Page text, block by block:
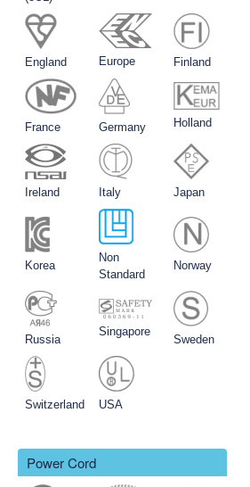
England Europe Finland
France Germany Holland
Ireland Italy Japan
Korea
Non
Standard
Norway
Russia
Singapore
Sweden
Switzerland USA
Power Cord